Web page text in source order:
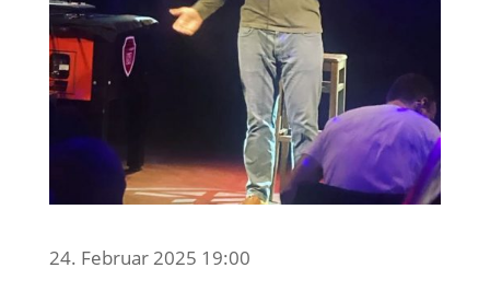
24. Februar 2025 19:00